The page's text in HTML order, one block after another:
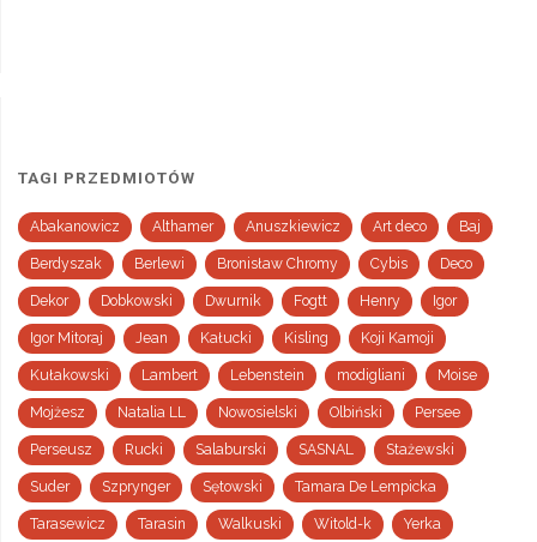
TAGI PRZEDMIOTÓW
Abakanowicz Althamer Anuszkiewicz Art deco Baj
Berdyszak Berlewi Bronisław Chromy Cybis Deco
Dekor Dobkowski Dwurnik Fogtt Henry Igor
Igor Mitoraj Jean Kałucki Kisling Koji Kamoji
Kułakowski Lambert Lebenstein modigliani Moise
Mojżesz Natalia LL Nowosielski Olbiński Persee
Perseusz Rucki Salaburski SASNAL Stażewski
Suder Szprynger Sętowski Tamara De Lempicka
Tarasewicz Tarasin Walkuski Witold-k Yerka